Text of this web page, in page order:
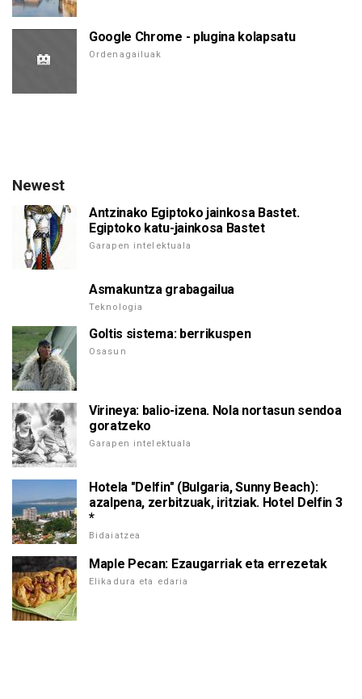
Google Chrome - plugina kolapsatu
Ordenagailuak
Newest
Antzinako Egiptoko jainkosa Bastet.
Egiptoko katu-jainkosa Bastet
Garapen intelektuala
Asmakuntza grabagailua
Teknologia
Goltis sistema: berrikuspen
Osasun
Virineya: balio-izena. Nola nortasun sendoa
goratzeko
Garapen intelektuala
Hotela "Delfin" (Bulgaria, Sunny Beach):
azalpena, zerbitzuak, iritziak. Hotel Delfin 3
*
Bidaiatzea
Maple Pecan: Ezaugarriak eta errezetak
Elikadura eta edaria